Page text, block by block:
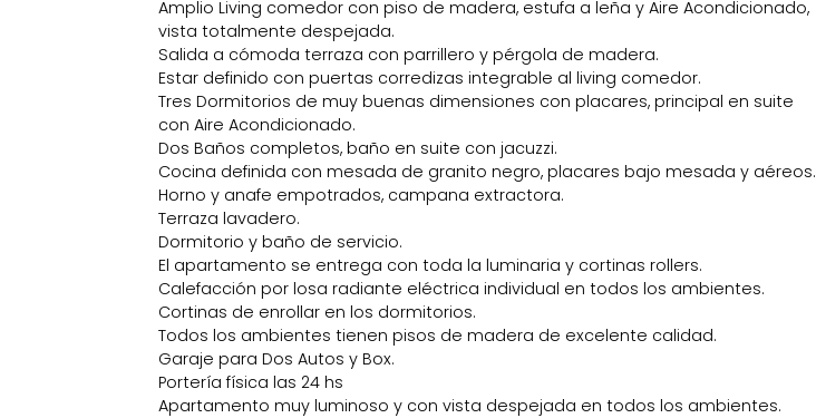
Amplio Living comedor con piso de madera, estufa a leña y Aire Acondicionado,
vista totalmente despejada.
Salida a cómoda terraza con parrillero y pérgola de madera.
Estar definido con puertas corredizas integrable al living comedor.
Tres Dormitorios de muy buenas dimensiones con placares, principal en suite
con Aire Acondicionado.
Dos Baños completos, baño en suite con jacuzzi.
Cocina definida con mesada de granito negro, placares bajo mesada y aéreos.
Horno y anafe empotrados, campana extractora.
Terraza lavadero.
Dormitorio y baño de servicio.
El apartamento se entrega con toda la luminaria y cortinas rollers.
Calefacción por losa radiante eléctrica individual en todos los ambientes.
Cortinas de enrollar en los dormitorios.
Todos los ambientes tienen pisos de madera de excelente calidad.
Garaje para Dos Autos y Box.
Portería física las 24 hs
Apartamento muy luminoso y con vista despejada en todos los ambientes.